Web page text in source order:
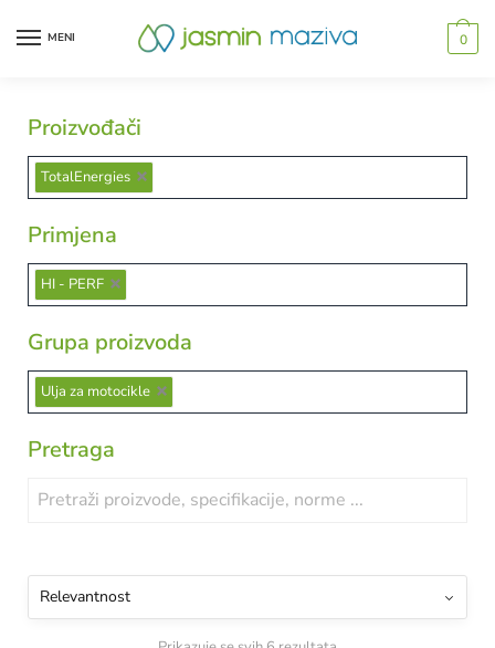
MENI 0
Proizvođači
TotalEnergies
Primjena
HI - PERF
Grupa proizvoda
Ulja za motocikle
Pretraga